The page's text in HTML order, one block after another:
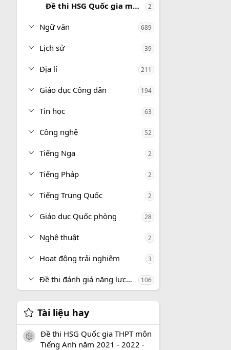
Đề thi HSG Quốc gia môn Tiếng Anh 2
Ngữ văn 689
Lịch sử 39
Địa lí 211
Giáo dục Công dân 194
Tin học 63
Công nghệ 52
Tiếng Nga 2
Tiếng Pháp 2
Tiếng Trung Quốc 2
Giáo dục Quốc phòng 28
Nghệ thuật 2
Hoạt động trải nghiệm 3
Đề thi đánh giá năng lực, tư duy 106
Tài liệu hay
icon tài liệu
Đề thi HSG Quốc gia THPT môn
Tiếng Anh năm 2021 - 2022 -